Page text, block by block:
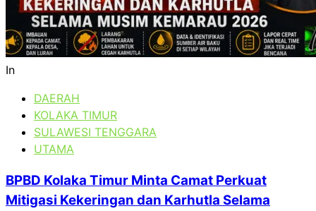
In
DAERAH
KOLAKA TIMUR
SULAWESI TENGGARA
UTAMA
BPBD Kolaka Timur Minta Camat Perkuat
Mitigasi Kekeringan dan Karhutla Selama